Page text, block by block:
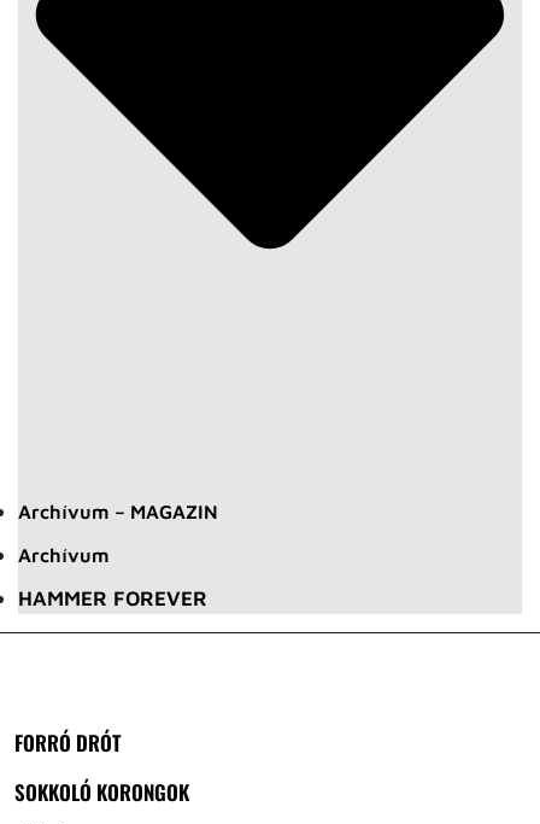
Archívum – MAGAZIN
Archívum
HAMMER FOREVER
FORRÓ DRÓT
SOKKOLÓ KORONGOK